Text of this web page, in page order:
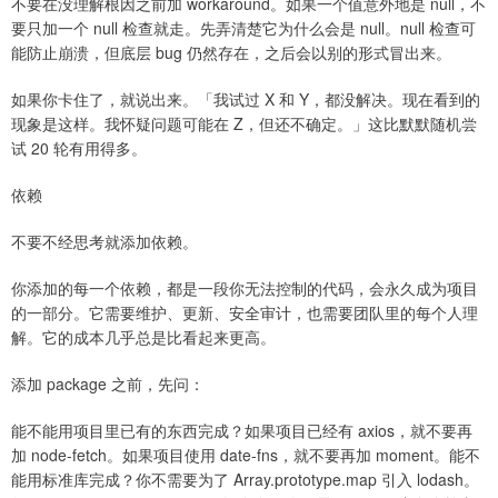
要只加一个 null 检查就走。先弄清楚它为什么会是 null。null 检查可
能防止崩溃，但底层 bug 仍然存在，之后会以别的形式冒出来。
如果你卡住了，就说出来。「我试过 X 和 Y，都没解决。现在看到的
现象是这样。我怀疑问题可能在 Z，但还不确定。」这比默默随机尝
试 20 轮有用得多。
依赖
不要不经思考就添加依赖。
你添加的每一个依赖，都是一段你无法控制的代码，会永久成为项目
的一部分。它需要维护、更新、安全审计，也需要团队里的每个人理
解。它的成本几乎总是比看起来更高。
添加 package 之前，先问：
能不能用项目里已有的东西完成？如果项目已经有 axios，就不要再
加 node-fetch。如果项目使用 date-fns，就不要再加 moment。能不
能用标准库完成？你不需要为了 Array.prototype.map 引入 lodash。